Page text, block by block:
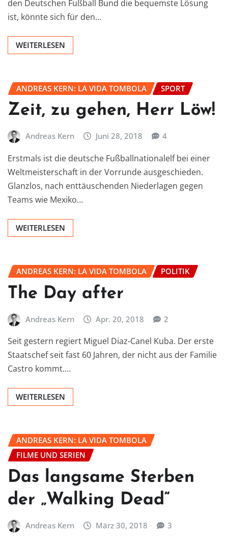
den Deutschen Fußball Bund die bequemste Lösung
ist, könnte sich für den…
WEITERLESEN
ANDREAS KERN: LA VIDA TOMBOLA SPORT
Zeit, zu gehen, Herr Löw!
Andreas Kern Juni 28, 2018 4
Erstmals ist die deutsche Fußballnationalelf bei einer
Weltmeisterschaft in der Vorrunde ausgeschieden.
Glanzlos, nach enttäuschenden Niederlagen gegen
Teams wie Mexiko…
WEITERLESEN
ANDREAS KERN: LA VIDA TOMBOLA POLITIK
The Day after
Andreas Kern Apr. 20, 2018 2
Seit gestern regiert Miguel Diaz-Canel Kuba. Der erste
Staatschef seit fast 60 Jahren, der nicht aus der Familie
Castro kommt.…
WEITERLESEN
ANDREAS KERN: LA VIDA TOMBOLA
FILME UND SERIEN
Das langsame Sterben
der „Walking Dead“
Andreas Kern März 30, 2018 3